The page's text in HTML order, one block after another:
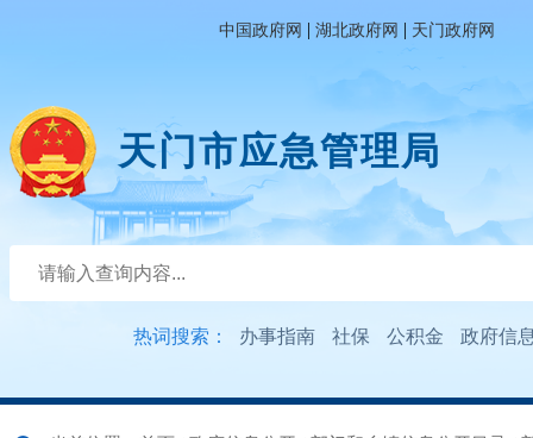
中国政府网 | 湖北政府网 | 天门政府网
天门市应急管理局
热词搜索： 办事指南 社保 公积金 政府信